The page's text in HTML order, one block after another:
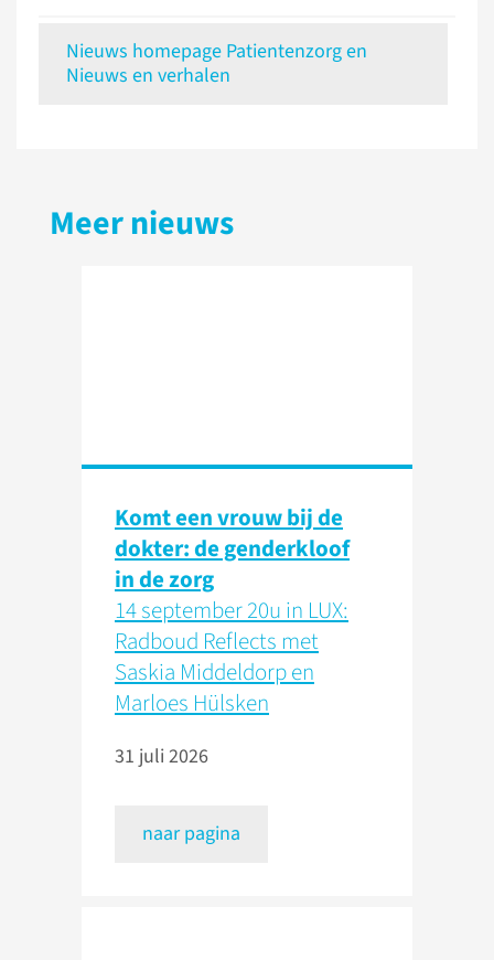
Nieuws homepage Patientenzorg en
Nieuws en verhalen
Meer nieuws
Komt een vrouw bij de
dokter: de genderkloof
in de zorg
14 september 20u in LUX:
Radboud Reflects met
Saskia Middeldorp en
Marloes Hülsken
31 juli 2026
naar pagina